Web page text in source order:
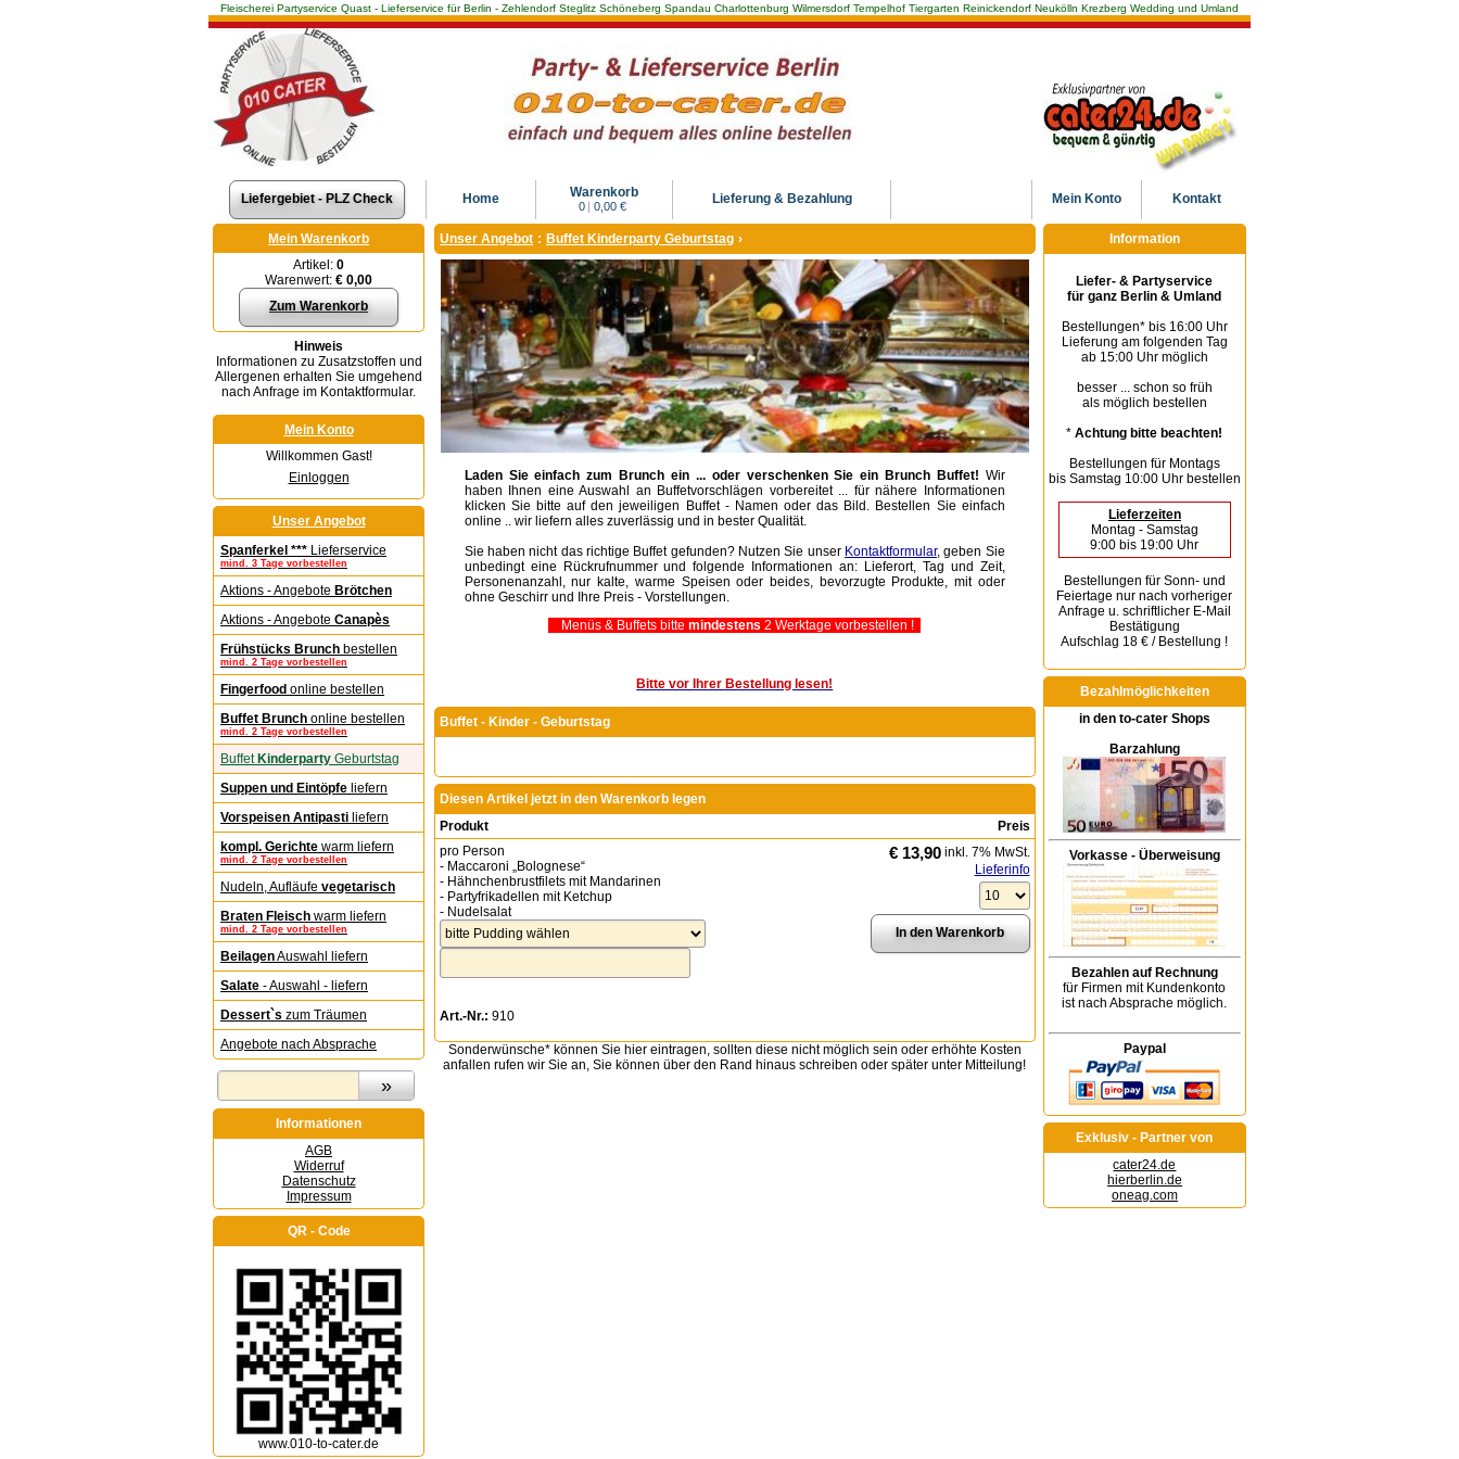
Fleischerei Partyservice Quast - Lieferservice für Berlin - Zehlendorf Steglitz Schöneberg Spandau Charlottenburg Wilmersdorf Tempelhof Tiergarten Reinickendorf Neukölln Krezberg Wedding und Umland
Liefergebiet - PLZ Check Home Warenkorb
0 | 0,00 € Lieferung & Bezahlung Kontakt
Mein Konto
Mein Warenkorb
Artikel: 0
Warenwert: € 0,00
Zum Warenkorb
Hinweis
Informationen zu Zusatzstoffen und
Allergenen erhalten Sie umgehend
nach Anfrage im Kontaktformular.
Mein Konto
Willkommen Gast!
Einloggen
Unser Angebot
Spanferkel *** Lieferservice
mind. 3 Tage vorbestellen
Aktions - Angebote Brötchen
Aktions - Angebote Canapès
Frühstücks Brunch bestellen
mind. 2 Tage vorbestellen
Fingerfood online bestellen
Buffet Brunch online bestellen
mind. 2 Tage vorbestellen
Buffet Kinderparty Geburtstag
Suppen und Eintöpfe liefern
Vorspeisen Antipasti liefern
kompl. Gerichte warm liefern
mind. 2 Tage vorbestellen
Nudeln, Aufläufe vegetarisch
Braten Fleisch warm liefern
mind. 2 Tage vorbestellen
BeilagenAuswahl liefern
Salate - Auswahl - liefern
Dessert`s zum Träumen
Angebote nach Absprache
Informationen
AGB
Widerruf
Datenschutz
Impressum
QR - Code
www.010-to-cater.de
Unser Angebot : Buffet Kinderparty Geburtstag ›
Laden Sie einfach zum Brunch ein ... oder verschenken Sie ein Brunch Buffet! Wir
haben Ihnen eine Auswahl an Buffetvorschlägen vorbereitet ... für nähere Informationen
klicken Sie bitte auf den jeweiligen Buffet - Namen oder das Bild. Bestellen Sie einfach
online .. wir liefern alles zuverlässig und in bester Qualität.
Sie haben nicht das richtige Buffet gefunden? Nutzen Sie unser Kontaktformular, geben Sie
unbedingt eine Rückrufnummer und folgende Informationen an: Lieferort, Tag und Zeit,
Personenanzahl, nur kalte, warme Speisen oder beides, bevorzugte Produkte, mit oder
ohne Geschirr und Ihre Preis - Vorstellungen.
Menüs & Buffets bittemindestens 2 Werktage vorbestellen !
Bitte vor Ihrer Bestellung lesen!
Buffet - Kinder - Geburtstag
Diesen Artikel jetzt in den Warenkorb legen
Produkt
Preis
pro Person
- Maccaroni „Bolognese“
- Hähnchenbrustfilets mit Mandarinen
- Partyfrikadellen mit Ketchup
- Nudelsalat
Art.-Nr.: 910
€ 13,90inkl. 7% MwSt.
Lieferinfo
Sonderwünsche* können Sie hier eintragen, sollten diese nicht möglich sein oder erhöhte Kosten
anfallen rufen wir Sie an, Sie können über den Rand hinaus schreiben oder später unter Mitteilung!
Information
Liefer- & Partyservice
für ganz Berlin & Umland
Bestellungen* bis 16:00 Uhr
Lieferung am folgenden Tag
ab 15:00 Uhr möglich
besser ... schon so früh
als möglich bestellen
*Achtung bitte beachten!
Bestellungen für Montags
bis Samstag 10:00 Uhr bestellen
Lieferzeiten
Montag - Samstag
9:00 bis 19:00 Uhr
Bestellungen für Sonn- und
Feiertagenur nach vorheriger
Anfrage u. schriftlicher E-Mail
Bestätigung
Aufschlag 18 € / Bestellung !
Bezahlmöglichkeiten
in den to-cater Shops
Barzahlung
Vorkasse - Überweisung
Bezahlen auf Rechnung
für Firmen mit Kundenkonto
ist nach Absprache möglich.
Paypal
Exklusiv - Partner von
cater24.de
hierberlin.de
oneag.com